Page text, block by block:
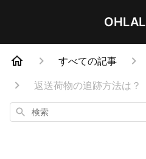
すべての記事
返送荷物の追跡方法は？
検
索